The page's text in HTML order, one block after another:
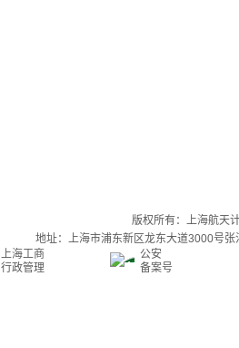
版权所有：上海航天
地址：上海市浦东新区龙东大道3000号
上海工商
行政管理
公安
备案号